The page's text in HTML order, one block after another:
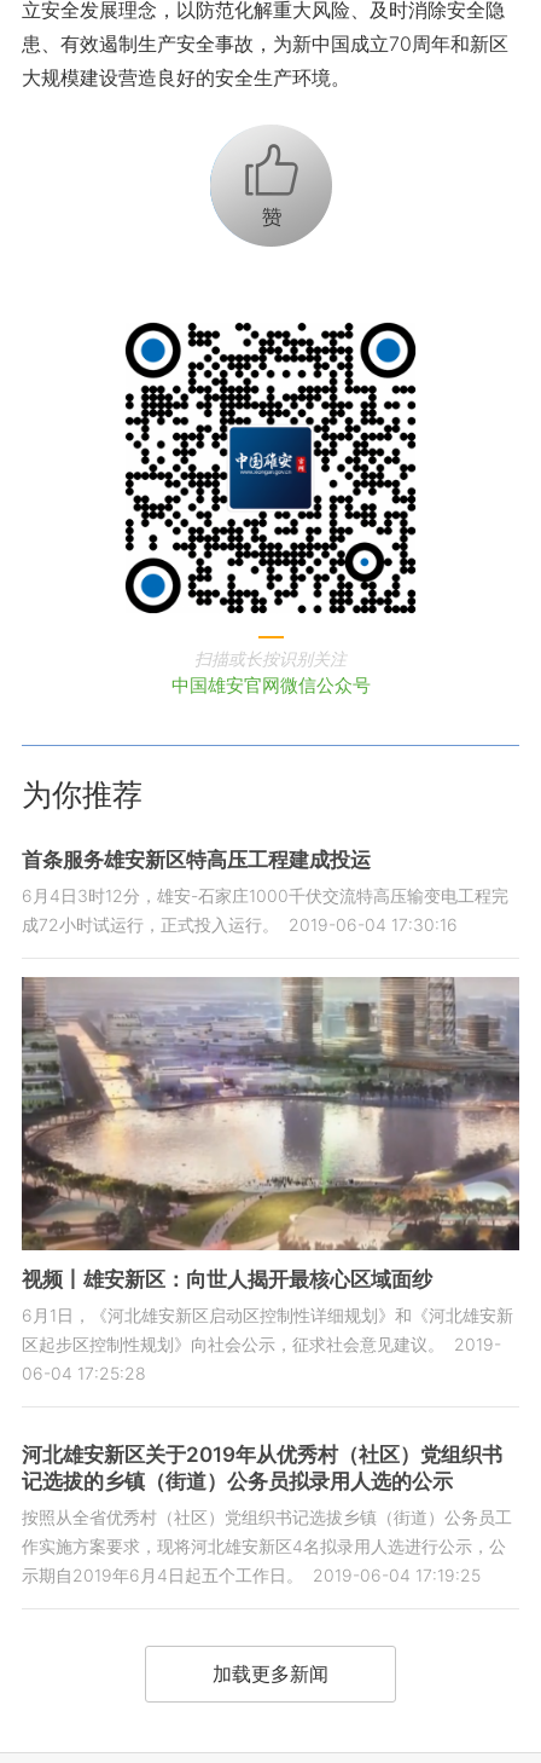
立安全发展理念，以防范化解重大风险、及时消除安全隐
患、有效遏制生产安全事故，为新中国成立70周年和新区
大规模建设营造良好的安全生产环境。
+1
扫描或长按识别关注
中国雄安官网微信公众号
为你推荐
首条服务雄安新区特高压工程建成投运
6月4日3时12分，雄安-石家庄1000千伏交流特高压输变电工程完
成72小时试运行，正式投入运行。
2019-06-04 17:30:16
视频丨雄安新区：向世人揭开最核心区域面纱
6月1日，《河北雄安新区启动区控制性详细规划》和《河北雄安新
区起步区控制性规划》向社会公示，征求社会意见建议。
2019-
06-04 17:25:28
河北雄安新区关于2019年从优秀村（社区）党组织书
记选拔的乡镇（街道）公务员拟录用人选的公示
按照从全省优秀村（社区）党组织书记选拔乡镇（街道）公务员工
作实施方案要求，现将河北雄安新区4名拟录用人选进行公示，公
示期自2019年6月4日起五个工作日。
2019-06-04 17:19:25
加载更多新闻